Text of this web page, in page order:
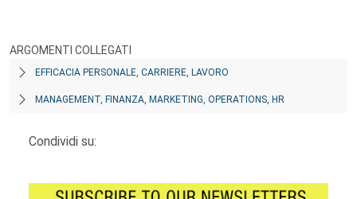
ARGOMENTI COLLEGATI
EFFICACIA PERSONALE, CARRIERE, LAVORO
MANAGEMENT, FINANZA, MARKETING, OPERATIONS, HR
Condividi su: